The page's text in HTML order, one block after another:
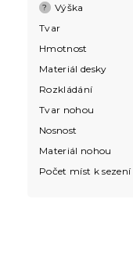
? Výška
Tvar
Hmotnost
Materiál desky
Rozkládání
Tvar nohou
Nosnost
Materiál nohou
Počet míst k sezení